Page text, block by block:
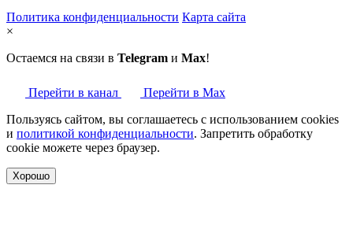
Политика конфиденциальности Карта сайта
×
Остаемся на связи в Telegram и Max!
Перейти в канал
Перейти в Max
Пользуясь сайтом, вы соглашаетесь с использованием cookies
и политикой конфиденциальности. Запретить обработку
cookie можете через браузер.
Хорошо